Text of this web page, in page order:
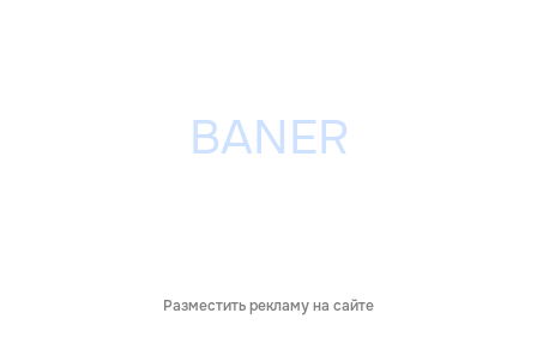
Разместить рекламу на сайте